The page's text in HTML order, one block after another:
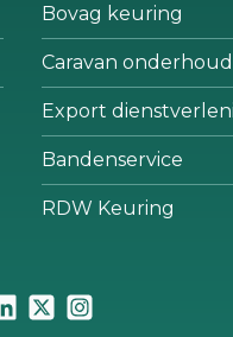
Bovag keuring
Caravan onderhoud
Export
Bandenservice
RDW Keuring